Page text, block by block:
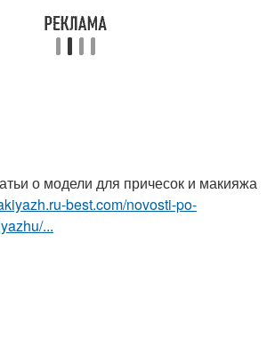
о модели для причесок и макияжа
best.com/novosti-po-
...